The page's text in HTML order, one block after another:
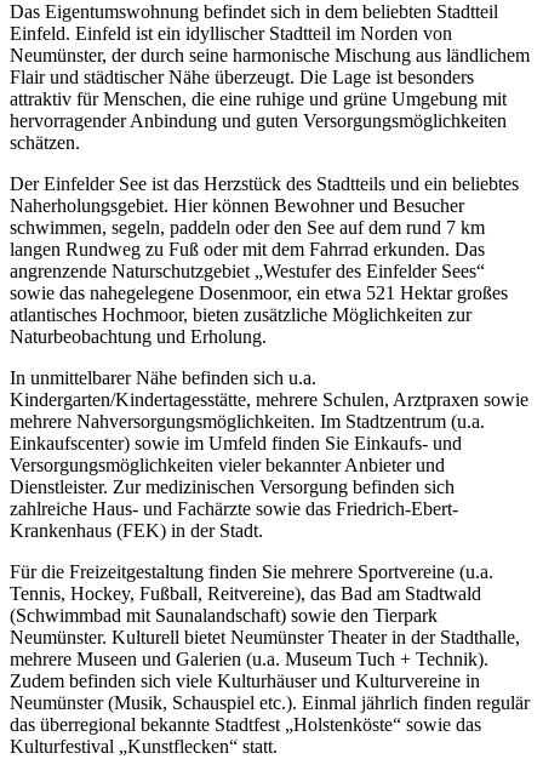
Das Eigentumswohnung befindet sich in dem beliebten Stadtteil
Einfeld. Einfeld ist ein idyllischer Stadtteil im Norden von
Neumünster, der durch seine harmonische Mischung aus ländlichem
Flair und städtischer Nähe überzeugt. Die Lage ist besonders
attraktiv für Menschen, die eine ruhige und grüne Umgebung mit
hervorragender Anbindung und guten Versorgungsmöglichkeiten
schätzen.
Der Einfelder See ist das Herzstück des Stadtteils und ein beliebtes
Naherholungsgebiet. Hier können Bewohner und Besucher
schwimmen, segeln, paddeln oder den See auf dem rund 7 km
langen Rundweg zu Fuß oder mit dem Fahrrad erkunden. Das
angrenzende Naturschutzgebiet „Westufer des Einfelder Sees“
sowie das nahegelegene Dosenmoor, ein etwa 521 Hektar großes
atlantisches Hochmoor, bieten zusätzliche Möglichkeiten zur
Naturbeobachtung und Erholung.
In unmittelbarer Nähe befinden sich u.a.
Kindergarten/Kindertagesstätte, mehrere Schulen, Arztpraxen sowie
mehrere Nahversorgungsmöglichkeiten. Im Stadtzentrum (u.a.
Einkaufscenter) sowie im Umfeld finden Sie Einkaufs- und
Versorgungsmöglichkeiten vieler bekannter Anbieter und
Dienstleister. Zur medizinischen Versorgung befinden sich
zahlreiche Haus- und Fachärzte sowie das Friedrich-Ebert-
Krankenhaus (FEK) in der Stadt.
Für die Freizeitgestaltung finden Sie mehrere Sportvereine (u.a.
Tennis, Hockey, Fußball, Reitvereine), das Bad am Stadtwald
(Schwimmbad mit Saunalandschaft) sowie den Tierpark
Neumünster. Kulturell bietet Neumünster Theater in der Stadthalle,
mehrere Museen und Galerien (u.a. Museum Tuch + Technik).
Zudem befinden sich viele Kulturhäuser und Kulturvereine in
Neumünster (Musik, Schauspiel etc.). Einmal jährlich finden regulär
das überregional bekannte Stadtfest „Holstenköste“ sowie das
Kulturfestival „Kunstflecken“ statt.